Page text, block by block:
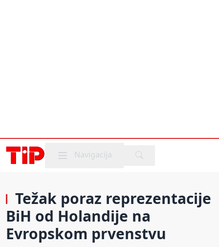
Mobile menu
Navigacija
Težak poraz reprezentacije
BiH od Holandije na
Evropskom prvenstvu